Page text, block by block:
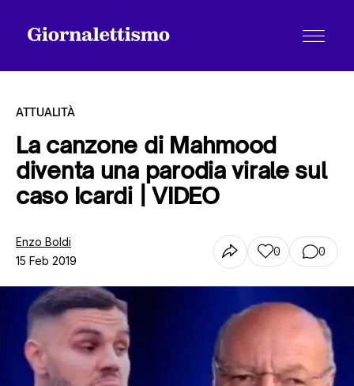
Tutti gli articoli
Chi siamo
Contatti
ATTUALITÀ
La canzone di Mahmood
diventa una parodia virale sul
caso Icardi | VIDEO
Enzo Boldi
15 Feb 2019
0 0